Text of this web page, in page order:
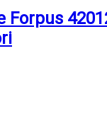
Forpus